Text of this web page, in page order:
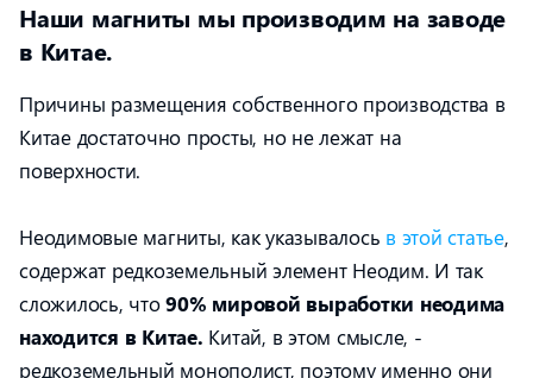
Наши магниты мы производим на заводе
в Китае.
Причины размещения собственного производства в
Китае достаточно просты, но не лежат на
поверхности.
Неодимовые магниты, как указывалось в этой статье,
содержат редкоземельный элемент Неодим. И так
сложилось, что90% мировой выработки неодима
находится в Китае. Китай, в этом смысле, -
редкоземельный монополист, поэтому именно они